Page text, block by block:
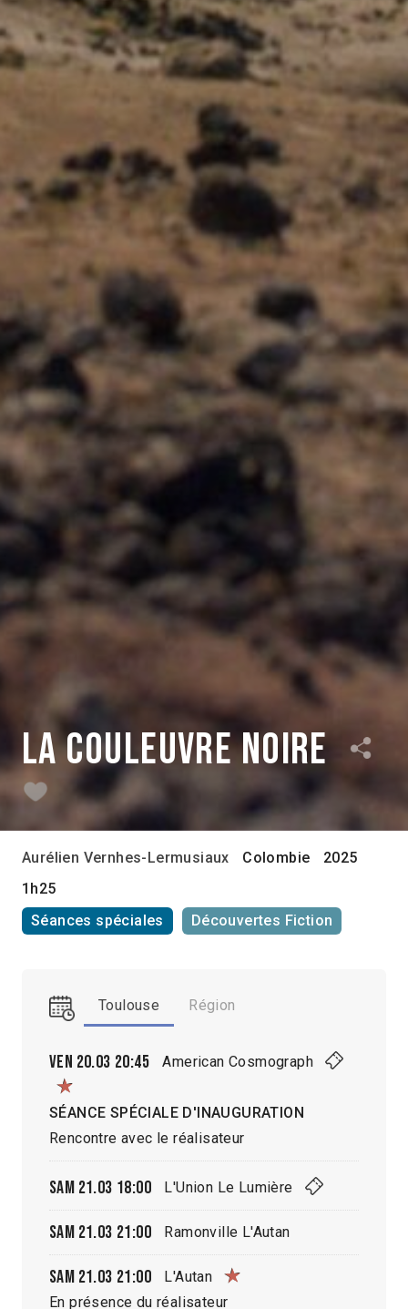
La couleuvre noire
Aurélien Vernhes-Lermusiaux Colombie
2025
1h25
Séances spéciales
Découvertes Fiction
Toulouse Région
Ven 20.03 20:45 American Cosmograph
SÉANCE SPÉCIALE D'INAUGURATION
Rencontre avec le réalisateur
Sam 21.03 18:00 L'Union Le Lumière
Sam 21.03 21:00 Ramonville L'Autan
Sam 21.03 21:00
L'Autan
En présence du réalisateur